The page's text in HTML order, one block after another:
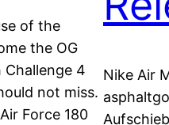
of the
the OG
4
not miss.
Force 180
Nike Air